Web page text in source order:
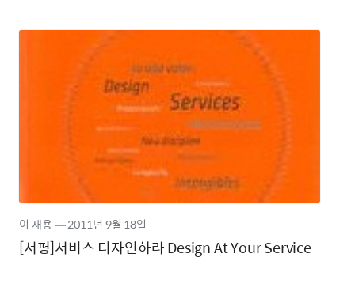
[서평]서비스 디자인하라 Design At Your Service
이 재용―2011년 9월 18일